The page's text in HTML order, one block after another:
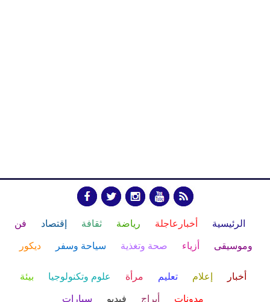
الرئيسية أخبارعاجلة رياضة ثقافة إقتصاد فن
وموسيقى أزياء صحة وتغذية سياحة وسفر ديكور
أخبار إعلام تعليم مرأة علوم وتكنولوجيا بيئة
مدونات أبراج فيديو سيارات